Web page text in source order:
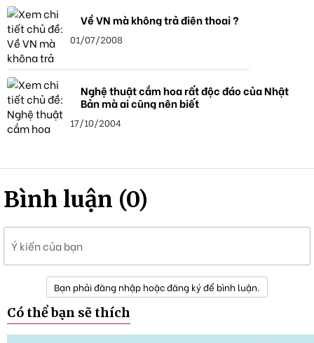
Về VN mà không trả điện thoại ?
01/07/2008
Nghệ thuật cắm hoa rất độc đáo của Nhật
Bản mà ai cũng nên biết
17/10/2004
Bình luận (0)
Ý kiến của bạn
Bạn phải đăng nhập hoặc đăng ký để bình luận.
Có thể bạn sẽ thích